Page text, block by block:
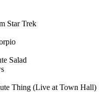
Star Trek
Salad
Thing (Live at Town Hall)